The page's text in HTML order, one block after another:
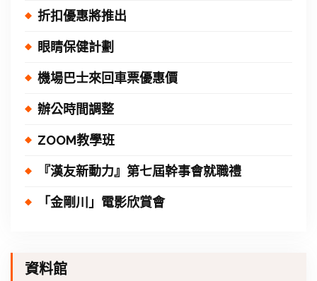
折扣優惠將推出
眼睛保健計劃
機場巴士來回車票優惠價
辦公時間調整
ZOOM教學班
『漢友新動力』第七屆幹事會就職禮
「金剛川」電影欣賞會
資料館